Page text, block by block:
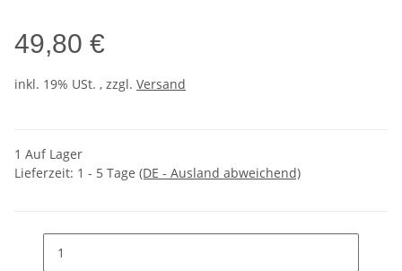
49,80 €
inkl. 19% USt. , zzgl. Versand
1 Auf Lager
Lieferzeit: 1 - 5 Tage (DE - Ausland abweichend)